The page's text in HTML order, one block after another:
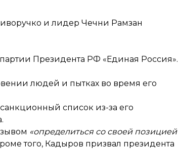
и лидер Чечни Рамзан
Президента РФ «Единая Россия».
людей и пытках во время его
список из-за его
«определиться со своей позицией
того, Кадыров призвал президента